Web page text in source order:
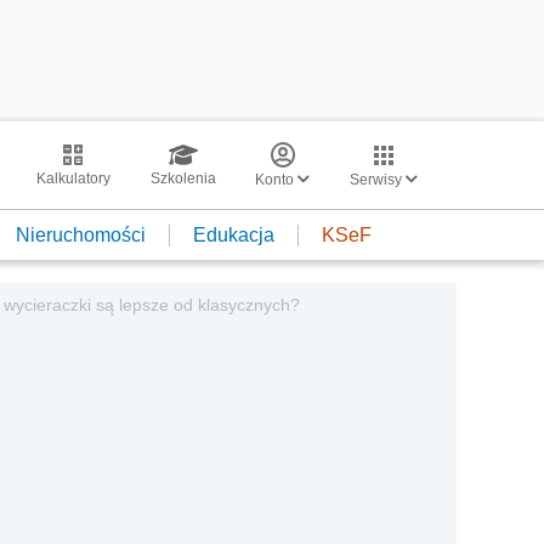
Kalkulatory Szkolenia Konto Serwisy
Nieruchomości Edukacja KSeF
są lepsze od klasycznych?